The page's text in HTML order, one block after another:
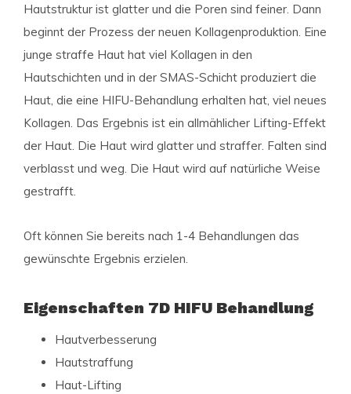
Hautstruktur ist glatter und die Poren sind feiner. Dann
beginnt der Prozess der neuen Kollagenproduktion. Eine
junge straffe Haut hat viel Kollagen in den
Hautschichten und in der SMAS-Schicht produziert die
Haut, die eine HIFU-Behandlung erhalten hat, viel neues
Kollagen. Das Ergebnis ist ein allmählicher Lifting-Effekt
der Haut. Die Haut wird glatter und straffer. Falten sind
verblasst und weg. Die Haut wird auf natürliche Weise
gestrafft.
Oft können Sie bereits nach 1-4 Behandlungen das
gewünschte Ergebnis erzielen.
Eigenschaften 7D HIFU Behandlung
Hautverbesserung
Hautstraffung
Haut-Lifting